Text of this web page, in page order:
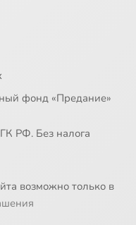
фонд «Предание»
РФ. Без налога
возможно только в